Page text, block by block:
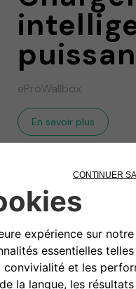
eProWallbox
En savoir plus